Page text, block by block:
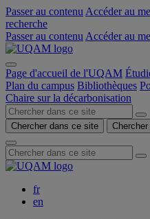
Passer au contenu Accéder au
recherche
Passer au contenu Accéder au
Page d'accueil de l'UQAM
Plan du campus Bibliothèques
Chaire sur la décarbonisation
Chercher dans ce site
fr
en